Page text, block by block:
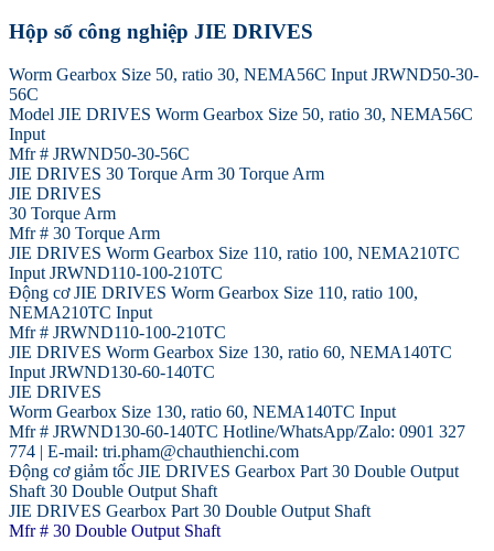
Hộp số công nghiệp JIE DRIVES
Worm Gearbox Size 50, ratio 30, NEMA56C Input JRWND50-30-
56C
Model JIE DRIVES Worm Gearbox Size 50, ratio 30, NEMA56C
Input
Mfr # JRWND50-30-56C
JIE DRIVES 30 Torque Arm 30 Torque Arm
JIE DRIVES
30 Torque Arm
Mfr # 30 Torque Arm
JIE DRIVES Worm Gearbox Size 110, ratio 100, NEMA210TC
Input JRWND110-100-210TC
Động cơ JIE DRIVES Worm Gearbox Size 110, ratio 100,
NEMA210TC Input
Mfr # JRWND110-100-210TC
JIE DRIVES Worm Gearbox Size 130, ratio 60, NEMA140TC
Input JRWND130-60-140TC
JIE DRIVES
Worm Gearbox Size 130, ratio 60, NEMA140TC Input
Mfr # JRWND130-60-140TC Hotline/WhatsApp/Zalo: 0901 327
774 | E-mail: tri.pham@chauthienchi.com
Động cơ giảm tốc JIE DRIVES Gearbox Part 30 Double Output
Shaft 30 Double Output Shaft
JIE DRIVES Gearbox Part 30 Double Output Shaft
Mfr # 30 Double Output Shaft